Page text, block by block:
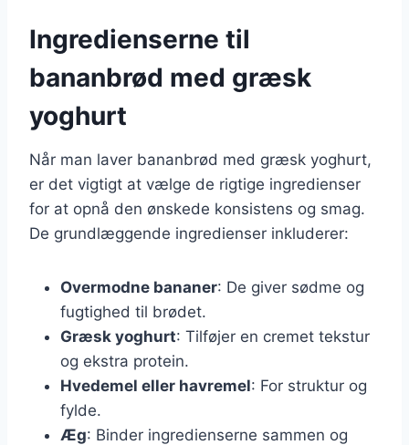
Ingredienserne til
bananbrød med græsk
yoghurt
Når man laver bananbrød med græsk yoghurt,
er det vigtigt at vælge de rigtige ingredienser
for at opnå den ønskede konsistens og smag.
De grundlæggende ingredienser inkluderer:
Overmodne bananer: De giver sødme og
fugtighed til brødet.
Græsk yoghurt: Tilføjer en cremet tekstur
og ekstra protein.
Hvedemel eller havremel: For struktur og
fylde.
Æg: Binder ingredienserne sammen og